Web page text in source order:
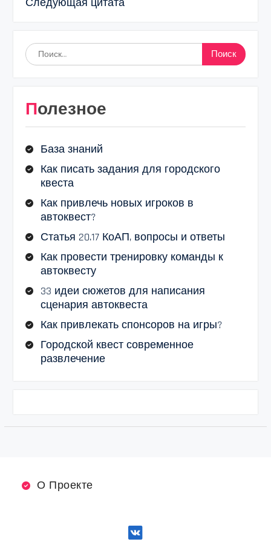
Найти:
Полезное
База знаний
Как писать задания для городского
квеста
Как привлечь новых игроков в
автоквест?
Статья 20.17 КоАП, вопросы и ответы
Как провести тренировку команды к
автоквесту
33 идеи сюжетов для написания
сценария автоквеста
Как привлекать спонсоров на игры?
Городской квест современное
развлечение
О Проекте